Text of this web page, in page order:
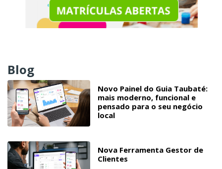
Blog
Novo Painel do Guia Taubaté:
mais moderno, funcional e
pensado para o seu negócio
local
Nova Ferramenta Gestor de
Clientes